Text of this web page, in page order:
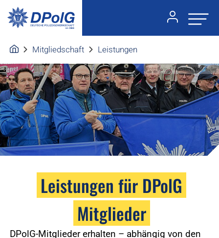
Mitgliedschaft Leistungen
Foto:Foto: Friedhelm Windmüller
Leistungen für DPolG
Mitglieder
DPolG-Mitglieder erhalten – abhängig von den